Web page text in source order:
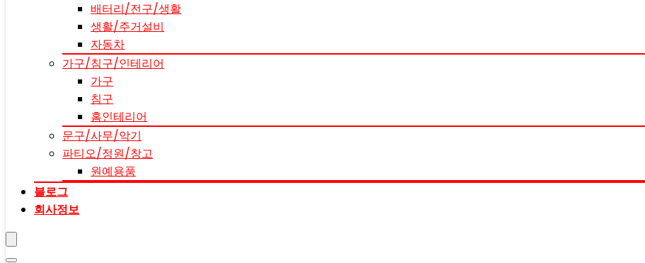
배터리/전구/생활
생활/주거설비
자동차
가구/침구/인테리어
가구
침구
홈인테리어
문구/사무/악기
파티오/정원/창고
원예용품
블로그
회사정보